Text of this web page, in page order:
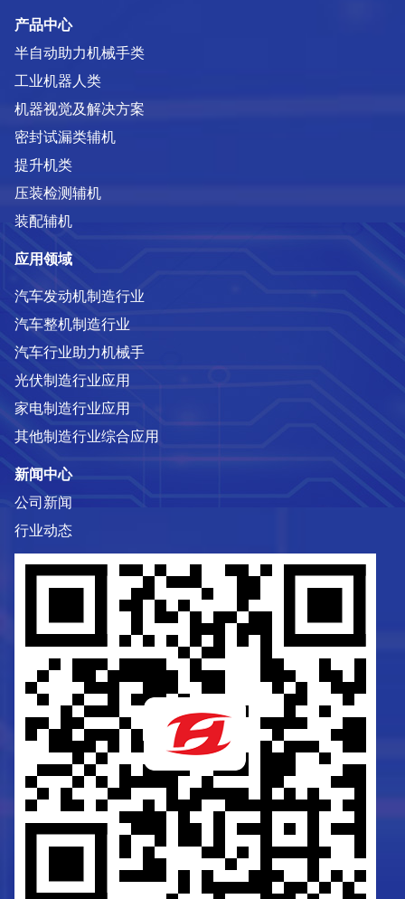
产品中心
半自动助力机械手类
工业机器人类
机器视觉及解决方案
密封试漏类辅机
提升机类
压装检测辅机
装配辅机
应用领域
汽车发动机制造行业
汽车整机制造行业
汽车行业助力机械手
光伏制造行业应用
家电制造行业应用
其他制造行业综合应用
新闻中心
公司新闻
行业动态